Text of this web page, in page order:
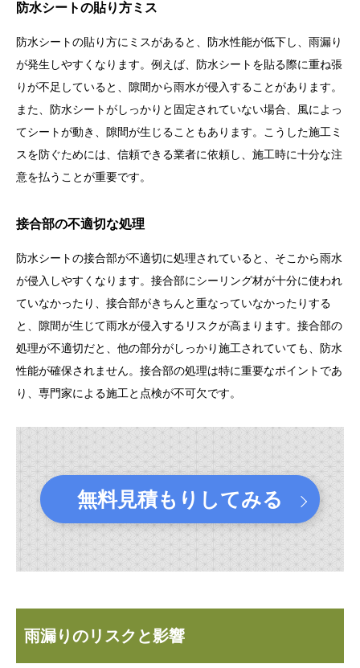
防水シートの貼り方ミス
防水シートの貼り方にミスがあると、防水性能が低下し、雨漏り
が発生しやすくなります。例えば、防水シートを貼る際に重ね張
りが不足していると、隙間から雨水が侵入することがあります。
また、防水シートがしっかりと固定されていない場合、風によっ
てシートが動き、隙間が生じることもあります。こうした施工ミ
スを防ぐためには、信頼できる業者に依頼し、施工時に十分な注
意を払うことが重要です。
接合部の不適切な処理
防水シートの接合部が不適切に処理されていると、そこから雨水
が侵入しやすくなります。接合部にシーリング材が十分に使われ
ていなかったり、接合部がきちんと重なっていなかったりする
と、隙間が生じて雨水が侵入するリスクが高まります。接合部の
処理が不適切だと、他の部分がしっかり施工されていても、防水
性能が確保されません。接合部の処理は特に重要なポイントであ
り、専門家による施工と点検が不可欠です。
無料見積もりしてみる
雨漏りのリスクと影響